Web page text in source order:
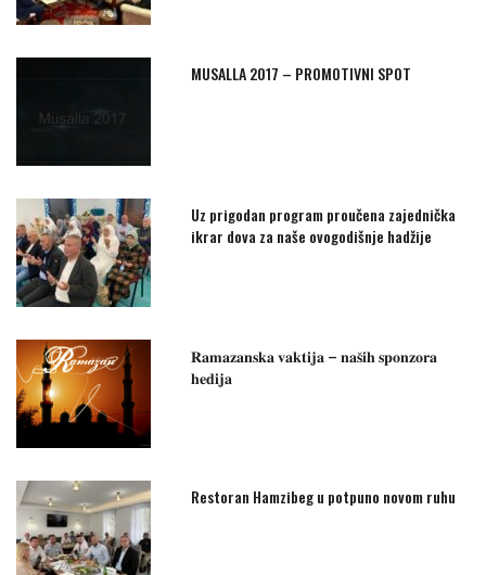
MUSALLA 2017 – PROMOTIVNI SPOT
Uz prigodan program proučena zajednička
ikrar dova za naše ovogodišnje hadžije
𝐑𝐚𝐦𝐚𝐳𝐚𝐧𝐬𝐤𝐚 𝐯𝐚𝐤𝐭𝐢𝐣𝐚 – 𝐧𝐚𝐬̌𝐢𝐡 𝐬𝐩𝐨𝐧𝐳𝐨𝐫𝐚
𝐡𝐞𝐝𝐢𝐣𝐚
Restoran Hamzibeg u potpuno novom ruhu